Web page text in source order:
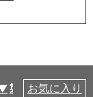
製品仕様
お気に入り